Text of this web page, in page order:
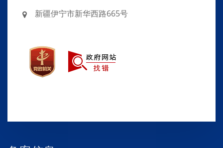
新疆伊宁市新华西路665号